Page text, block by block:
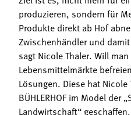
produzieren, sondern für
Produkte direkt ab Hof
Zwischenhändler und damit
sagt Nicole Thaler. Will
Lebensmittelmärkte
Lösungen. Diese hat
BÜHLERHOF im Model der
Landwirtschaft“ geschaffen.